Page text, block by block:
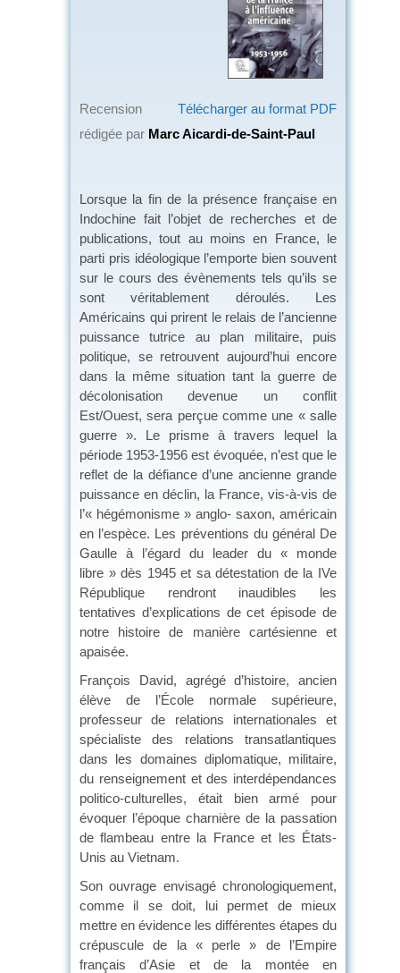
Télécharger au format PDF
Recension
rédigée par Marc Aicardi-de-Saint-Paul
Lorsque la fin de la présence française en
Indochine fait l’objet de recherches et de
publications, tout au moins en France, le
parti pris idéologique l’emporte bien souvent
sur le cours des évènements tels qu’ils se
sont véritablement déroulés. Les
Américains qui prirent le relais de l’ancienne
puissance tutrice au plan militaire, puis
politique, se retrouvent aujourd’hui encore
dans la même situation tant la guerre de
décolonisation devenue un conflit
Est/Ouest, sera perçue comme une « salle
guerre ». Le prisme à travers lequel la
période 1953-1956 est évoquée, n’est que le
reflet de la défiance d’une ancienne grande
puissance en déclin, la France, vis-à-vis de
l’« hégémonisme » anglo- saxon, américain
en l’espèce. Les préventions du général De
Gaulle à l’égard du leader du « monde
libre » dès 1945 et sa détestation de la IVe
République rendront inaudibles les
tentatives d’explications de cet épisode de
notre histoire de manière cartésienne et
apaisée.
François David, agrégé d’histoire, ancien
élève de l’École normale supérieure,
professeur de relations internationales et
spécialiste des relations transatlantiques
dans les domaines diplomatique, militaire,
du renseignement et des interdépendances
politico-culturelles, était bien armé pour
évoquer l’époque charnière de la passation
de flambeau entre la France et les États-
Unis au Vietnam.
Son ouvrage envisagé chronologiquement,
comme il se doit, lui permet de mieux
mettre en évidence les différentes étapes du
crépuscule de la « perle » de l’Empire
français d’Asie et de la montée en